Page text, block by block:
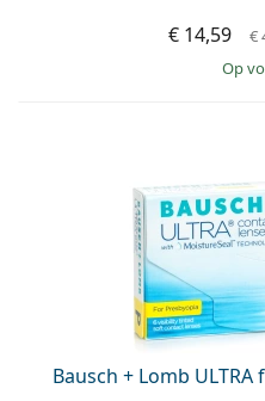
€ 14,59 €
op
Bausch + Lomb